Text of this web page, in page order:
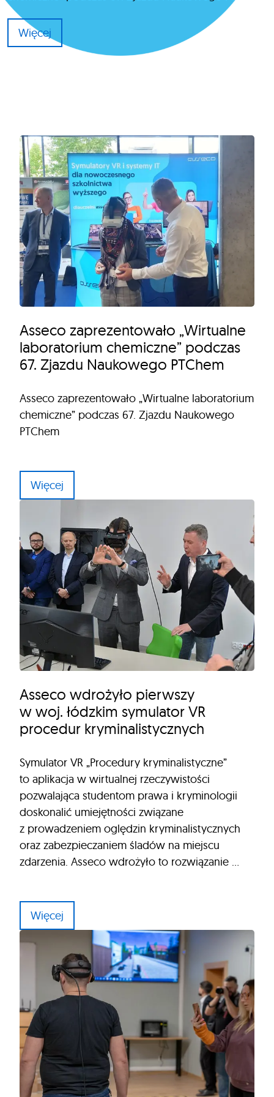
Więcej
Asseco zaprezentowało „Wirtualne
laboratorium chemiczne” podczas
67. Zjazdu Naukowego PTChem
Asseco zaprezentowało „Wirtualne laboratorium
chemiczne” podczas 67. Zjazdu Naukowego
PTChem
Więcej
Asseco wdrożyło pierwszy
w woj. łódzkim symulator VR
procedur kryminalistycznych
Symulator VR „Procedury kryminalistyczne”
to aplikacja w wirtualnej rzeczywistości
pozwalająca studentom prawa i kryminologii
doskonalić umiejętności związane
z prowadzeniem oględzin kryminalistycznych
oraz zabezpieczaniem śladów na miejscu
zdarzenia. Asseco wdrożyło to rozwiązanie …
Więcej